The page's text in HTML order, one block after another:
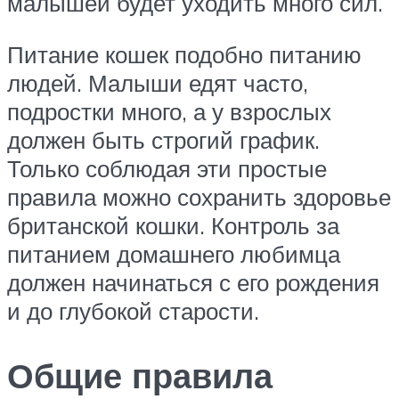
Питание кошек подобно питанию
людей. Малыши едят часто,
подростки много, а у взрослых
должен быть строгий график.
Только соблюдая эти простые
правила можно сохранить здоровье
британской кошки. Контроль за
питанием домашнего любимца
должен начинаться с его рождения
и до глубокой старости.
Общие правила